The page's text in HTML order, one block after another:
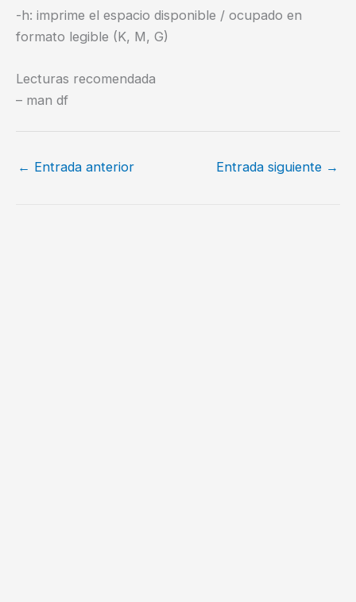
-h: imprime el espacio disponible / ocupado en
formato legible (K, M, G)
Lecturas recomendada
– man df
← Entrada anterior Entrada siguiente →